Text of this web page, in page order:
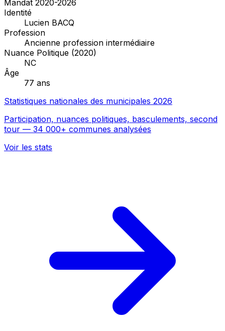
Mandat 2020-2026
Identité
Lucien BACQ
Profession
Ancienne profession intermédiaire
Nuance Politique (2020)
NC
Âge
77 ans
Statistiques nationales des municipales 2026
Participation, nuances politiques, basculements, second
tour — 34 000+ communes analysées
Voir les stats